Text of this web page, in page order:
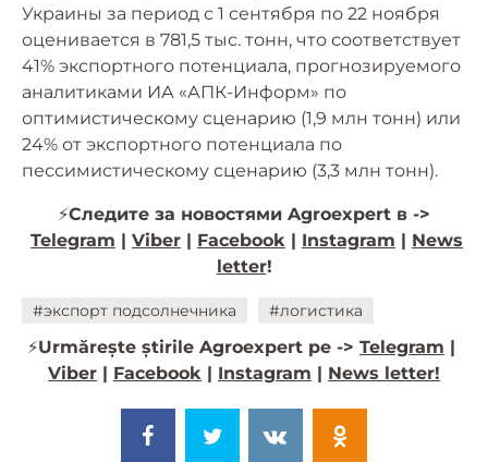
Украины за период с 1 сентября по 22 ноября
оценивается в 781,5 тыс. тонн, что соответствует
41% экспортного потенциала, прогнозируемого
аналитиками ИА «АПК-Информ» по
оптимистическому сценарию (1,9 млн тонн) или
24% от экспортного потенциала по
пессимистическому сценарию (3,3 млн тонн).
⚡️Следите за новостями Agroexpert в ->
Telegram
Viber Facebook Instagram
News
letter!
#экспорт подсолнечника #логистика
⚡️Urmărește știrile Agroexpert pe -> Telegram
Viber
Facebook Instagram News letter!